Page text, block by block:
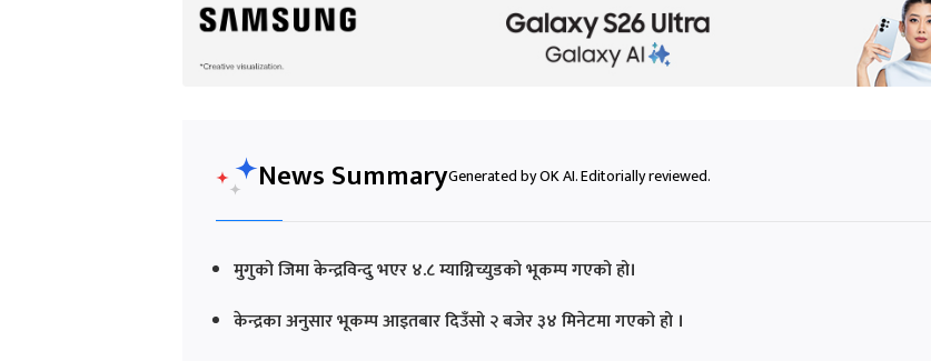
News SummaryGenerated by OK AI. Editorially reviewed.
मुगुको जिमा केन्द्रविन्दु भएर ४.८ म्याग्निच्युडको भूकम्प गएको हो।
केन्द्रका अनुसार भूकम्प आइतबार दिउँसो २ बजेर ३४ मिनेटमा गएको हो ।